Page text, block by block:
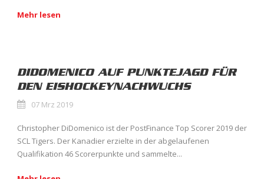
Mehr lesen
DIDOMENICO AUF PUNKTEJAGD FÜR
DEN EISHOCKEYNACHWUCHS
07 Mrz 2019
Christopher DiDomenico ist der PostFinance Top Scorer 2019 der
SCL Tigers. Der Kanadier erzielte in der abgelaufenen
Qualifikation 46 Scorerpunkte und sammelte...